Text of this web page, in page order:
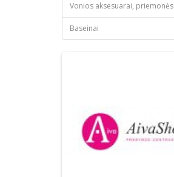
Vonios aksesuarai, priemonės
Baseinai